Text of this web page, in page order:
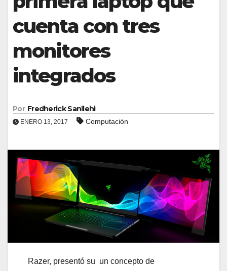
cuenta con tres
monitores
integrados
Por Fredherick Sanllehi
ENERO 13, 2017 Computación
Razer, presentó su un concepto de